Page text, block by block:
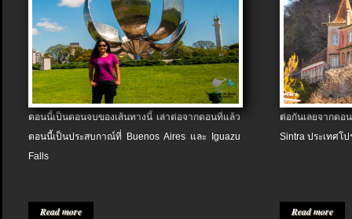
ตอนนี้เป็นตอนจบของเส้นทางนี้ เล่าต่อจากตอนที่แล้ว
ตอนนี้เป็นประสบกาณ์ที่ Buenos Aires และ Iguazu
Falls
Read more
ต่อกันเลยจากต
Sintra ประเทศโป
Read more